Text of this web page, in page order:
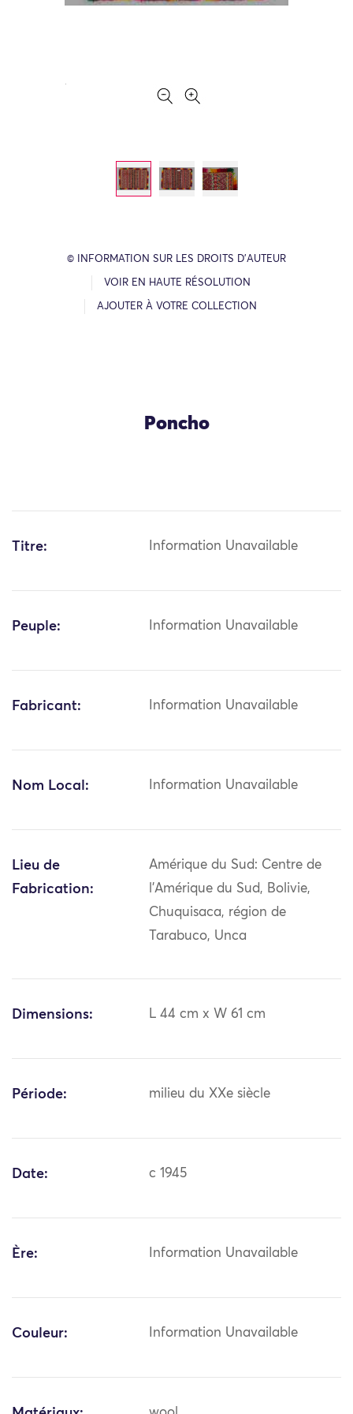
© INFORMATION SUR LES DROITS D’AUTEUR
VOIR EN HAUTE RÉSOLUTION
AJOUTER À VOTRE COLLECTION
Poncho
Titre: Information Unavailable
Peuple: Information Unavailable
Fabricant: Information Unavailable
Nom Local: Information Unavailable
Lieu de
Fabrication:
Amérique du Sud: Centre de
l'Amérique du Sud, Bolivie,
Chuquisaca, région de
Tarabuco, Unca
Dimensions: L 44 cm x W 61 cm
Période: milieu du XXe siècle
Date: c 1945
Ère: Information Unavailable
Couleur: Information Unavailable